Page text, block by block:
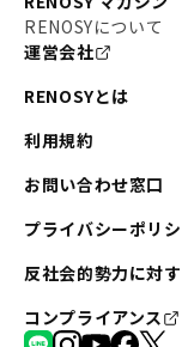
RENOSYについて
運営会社
RENOSYとは
利用規約
お問い合わせ窓口
プライバシーポリ
反社会的勢力に対
コンプライアンス